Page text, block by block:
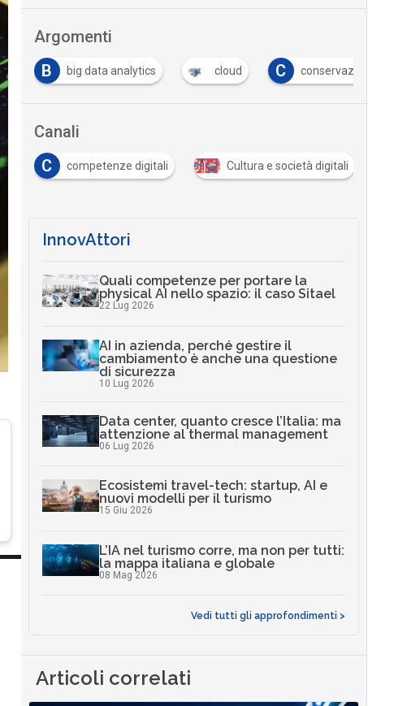
Argomenti
big data analytics cloud C conservazione digitale
Canali
competenze digitali Cultura e società digitali D data
InnovAttori
Quali competenze per portare la
physical AI nello spazio: il caso Sitael
22 Lug 2026
AI in azienda, perché gestire il
cambiamento è anche una questione
di sicurezza
10 Lug 2026
Data center, quanto cresce l’Italia: ma
attenzione al thermal management
06 Lug 2026
Ecosistemi travel-tech: startup, AI e
nuovi modelli per il turismo
15 Giu 2026
L’IA nel turismo corre, ma non per tutti:
la mappa italiana e globale
08 Mag 2026
Vedi tutti gli approfondimenti >
Articoli correlati